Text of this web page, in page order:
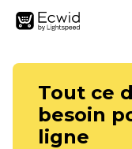
Tout ce
besoin
ligne